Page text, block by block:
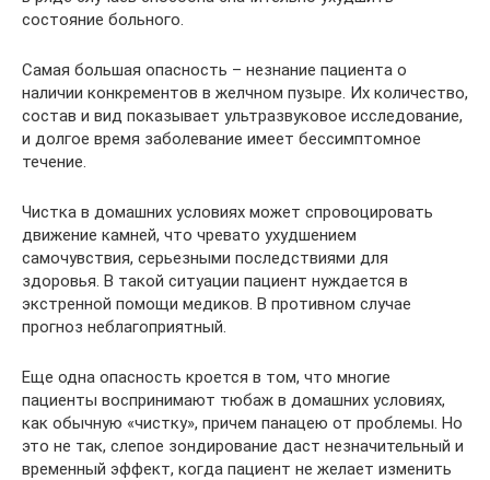
состояние больного.
Самая большая опасность – незнание пациента о
наличии конкрементов в желчном пузыре. Их количество,
состав и вид показывает ультразвуковое исследование,
и долгое время заболевание имеет бессимптомное
течение.
Чистка в домашних условиях может спровоцировать
движение камней, что чревато ухудшением
самочувствия, серьезными последствиями для
здоровья. В такой ситуации пациент нуждается в
экстренной помощи медиков. В противном случае
прогноз неблагоприятный.
Еще одна опасность кроется в том, что многие
пациенты воспринимают тюбаж в домашних условиях,
как обычную «чистку», причем панацею от проблемы. Но
это не так, слепое зондирование даст незначительный и
временный эффект, когда пациент не желает изменить